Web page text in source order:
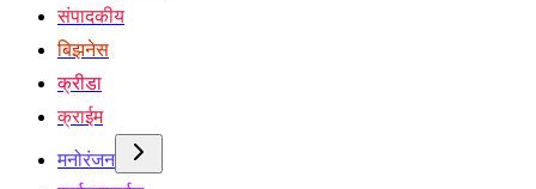
संपादकीय
बिझनेस
क्रीडा
क्राईम
मनोरंजन